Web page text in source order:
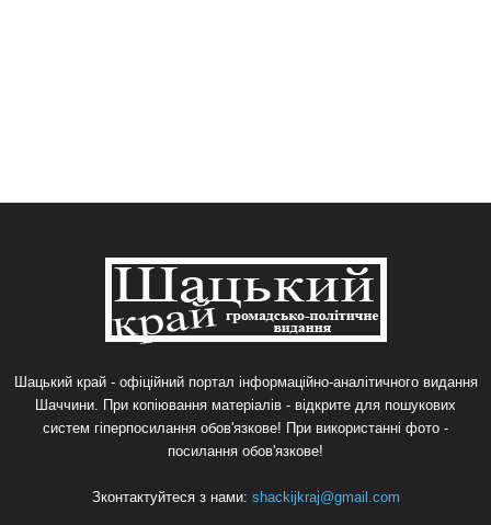
Шацький край - офіційний портал інформаційно-аналітичного видання
Шаччини. При копіювання матеріалів - відкрите для пошукових
систем гіперпосилання обов'язкове! При використанні фото -
посилання обов'язкове!
Зконтактуйтеся з нами: shackijkraj@gmail.com